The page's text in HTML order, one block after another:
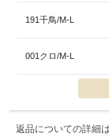
191千鳥/M-L
001クロ/M-L
返品についての詳細